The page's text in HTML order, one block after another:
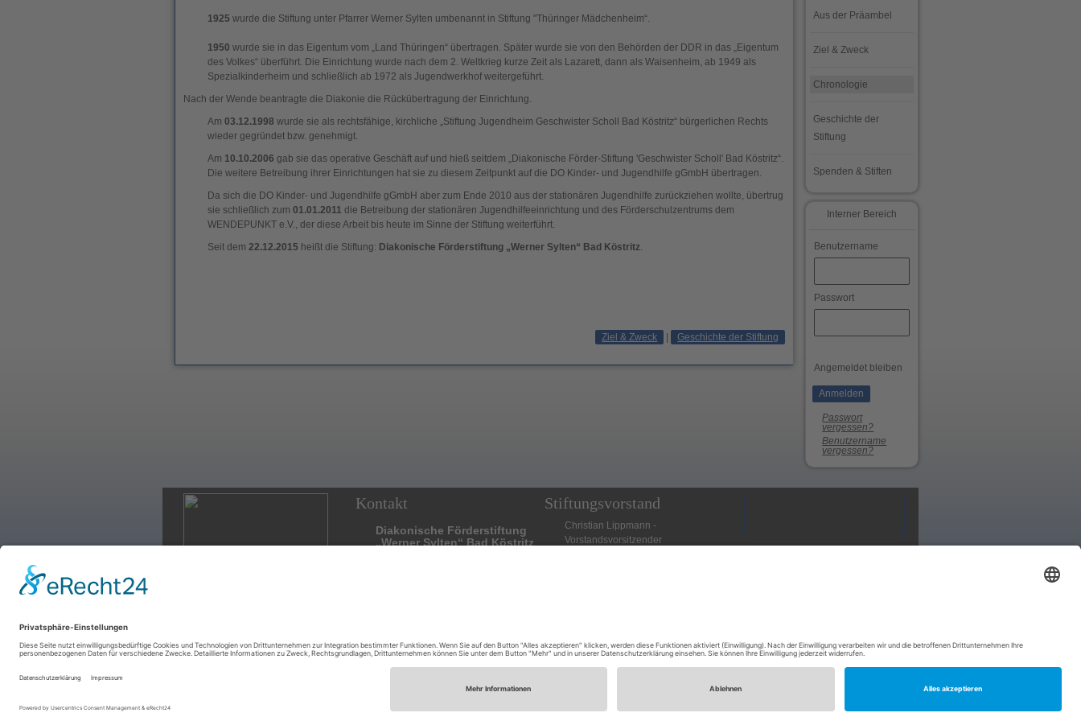
1925 wurde die Stiftung unter Pfarrer Werner Sylten umbenannt in Stiftung "Thüringer Mädchenheim“.
1950 wurde sie in das Eigentum vom „Land Thüringen“ übertragen. Später wurde sie von den Behörden der DDR in das „Eigentum
des Volkes“ überführt. Die Einrichtung wurde nach dem 2. Weltkrieg kurze Zeit als Lazarett, dann als Waisenheim, ab 1949 als
Spezialkinderheim und schließlich ab 1972 als Jugendwerkhof weitergeführt.
Nach der Wende beantragte die Diakonie die Rückübertragung der Einrichtung.
Am 03.12.1998 wurde sie als rechtsfähige, kirchliche „Stiftung Jugendheim Geschwister Scholl Bad Köstritz“ bürgerlichen Rechts
wieder gegründet bzw. genehmigt.
Am 10.10.2006 gab sie das operative Geschäft auf und hieß seitdem „Diakonische Förder-Stiftung 'Geschwister Scholl' Bad Köstritz“.
Die weitere Betreibung ihrer Einrichtungen hat sie zu diesem Zeitpunkt auf die DO Kinder- und Jugendhilfe gGmbH übertragen.
Da sich die DO Kinder- und Jugendhilfe gGmbH aber zum Ende 2010 aus der stationären Jugendhilfe zurückziehen wollte, übertrug
sie schließlich zum 01.01.2011 die Betreibung der stationären Jugendhilfeeinrichtung und des Förderschulzentrums dem
WENDEPUNKT e.V., der diese Arbeit bis heute im Sinne der Stiftung weiterführt.
Seit dem 22.12.2015 heißt die Stiftung: Diakonische Förderstiftung „Werner Sylten“ Bad Köstritz.
Ziel & Zweck Geschichte der Stiftung
Aus der Präambel
Ziel & Zweck
Chronologie
Geschichte der
Stiftung
Spenden & Stiften
Interner Bereich
Benutzername
Passwort
Angemeldet bleiben
Passwort
vergessen?
Benutzername
vergessen?
Spendenkonto:
Kontakt
Diakonische Förderstiftung
„Werner Sylten“ Bad Köstritz
Internet:
www.werner-sylten-stiftung.de
Stiftungsvorstand
Christian Lippmann -
Vorstandsvorsitzender
Bürgermeister Oliver Voigt -
1.Stellvertreter
Stephan Magirius
Impressum